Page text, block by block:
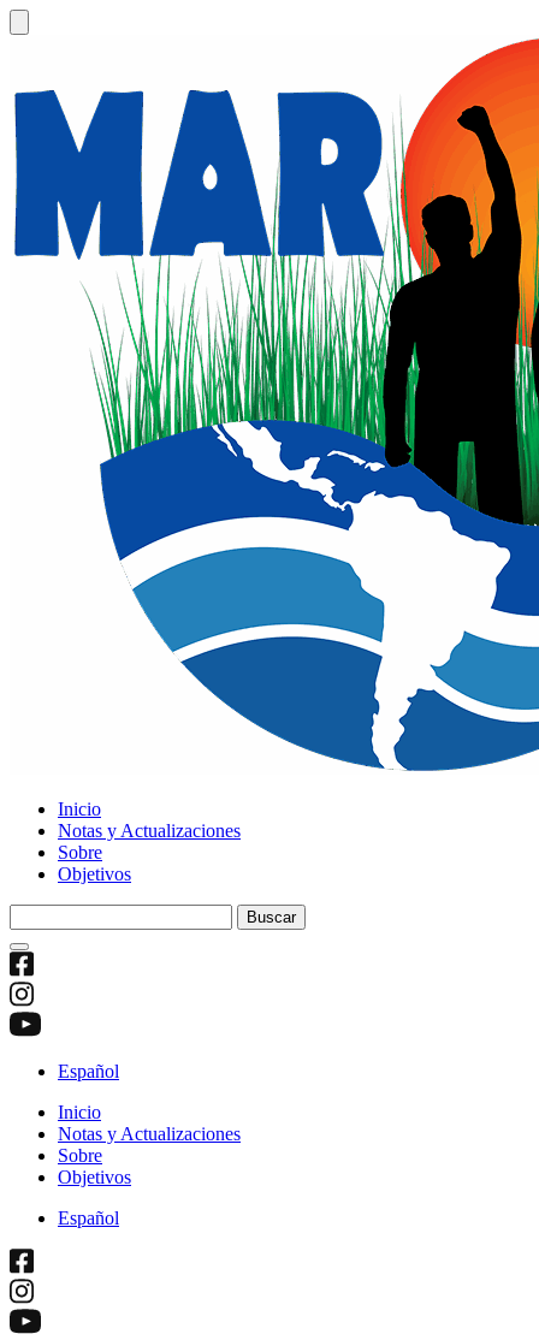
Inicio
Notas y Actualizaciones
Sobre
Objetivos
Español
Inicio
Notas y Actualizaciones
Sobre
Objetivos
Español